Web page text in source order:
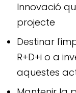
Innovació
projecte
Destinar
R+D+i o a
aquestes